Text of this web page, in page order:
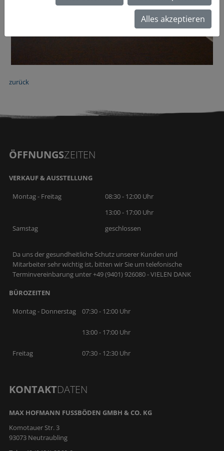
zurück
ÖFFNUNGSZEITEN
VERKAUF & AUSSTELLUNG
Montag - Freitag
08:30 - 12:00 Uhr
13:00 - 17:00 Uhr
Samstag
geschlossen
Da uns der gesundheitliche Schutz unserer Kunden und
Mitarbeiter sehr wichtig ist, bitten wir Sie um telefonische
Terminvereinbarung unter +49 (9401) 926080 - VIELEN DANK
BÜROZEITEN
Montag - Donnerstag 07:30 - 12:00 Uhr
13:00 - 17:00 Uhr
Freitag 07:30 - 12:30 Uhr
KONTAKTDATEN
MAX HOFMANN FUSSBÖDEN GMBH & CO. KG
Komotauer Str. 3
93073 Neutraubling
Alles akzeptieren